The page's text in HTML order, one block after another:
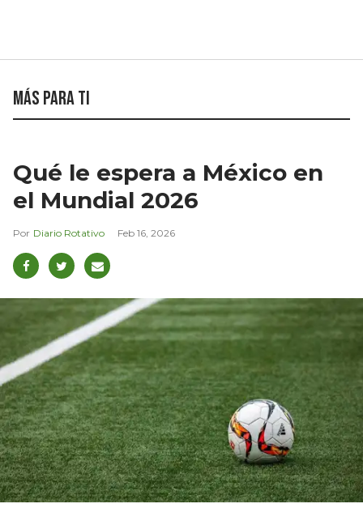
Más para ti
Qué le espera a México en
el Mundial 2026
Diario Rotativo Feb 16, 2026